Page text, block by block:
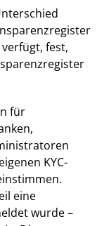
fest,
für
KYC-
eine
wurde –